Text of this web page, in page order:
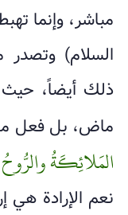
مباشر، وإنما
السلام) وتصدر
ذلك أيضاً،
ماض، بل فعل
المَلائِكَةُ
نعم الإرادة هي